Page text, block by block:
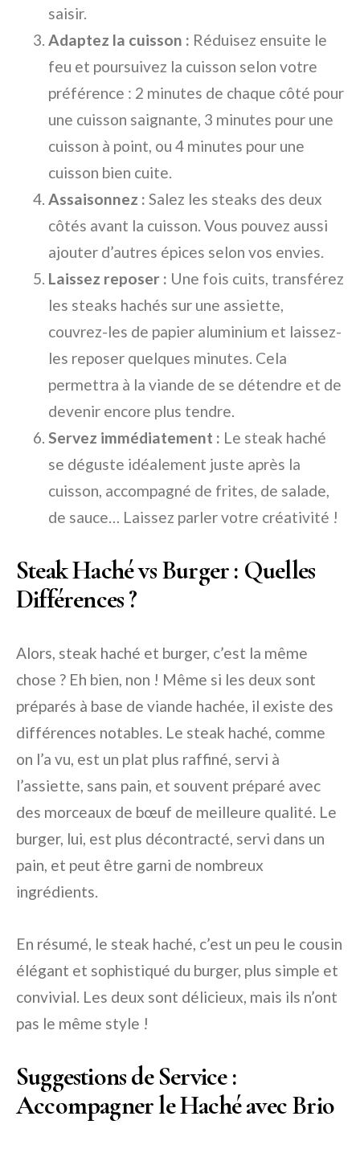
saisir.
Adaptez la cuisson : Réduisez ensuite le
feu et poursuivez la cuisson selon votre
préférence : 2 minutes de chaque côté pour
une cuisson saignante, 3 minutes pour une
cuisson à point, ou 4 minutes pour une
cuisson bien cuite.
Assaisonnez : Salez les steaks des deux
côtés avant la cuisson. Vous pouvez aussi
ajouter d’autres épices selon vos envies.
Laissez reposer : Une fois cuits, transférez
les steaks hachés sur une assiette,
couvrez-les de papier aluminium et laissez-
les reposer quelques minutes. Cela
permettra à la viande de se détendre et de
devenir encore plus tendre.
Servez immédiatement : Le steak haché
se déguste idéalement juste après la
cuisson, accompagné de frites, de salade,
de sauce… Laissez parler votre créativité !
Steak Haché vs Burger : Quelles
Différences ?
Alors, steak haché et burger, c’est la même
chose ? Eh bien, non ! Même si les deux sont
préparés à base de viande hachée, il existe des
différences notables. Le steak haché, comme
on l’a vu, est un plat plus raffiné, servi à
l’assiette, sans pain, et souvent préparé avec
des morceaux de bœuf de meilleure qualité. Le
burger, lui, est plus décontracté, servi dans un
pain, et peut être garni de nombreux
ingrédients.
En résumé, le steak haché, c’est un peu le cousin
élégant et sophistiqué du burger, plus simple et
convivial. Les deux sont délicieux, mais ils n’ont
pas le même style !
Suggestions de Service :
Accompagner le Haché avec Brio